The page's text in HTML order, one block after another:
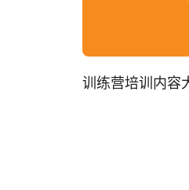
训练营培训内容